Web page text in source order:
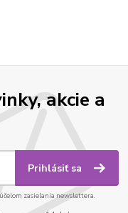
akcie a
Prihlásiť sa
zasielania newslettera.